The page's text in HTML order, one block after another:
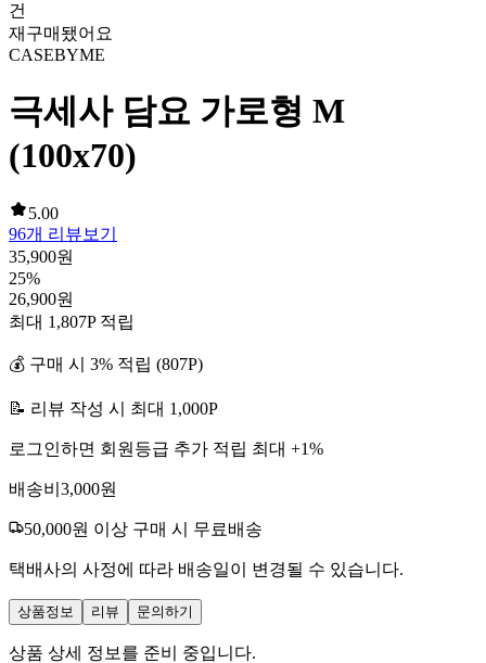
건
재구매됐어요
CASEBYME
극세사 담요 가로형 M
(100x70)
5.00
96개 리뷰보기
35,900원
25%
26,900원
최대 1,807P 적립
💰 구매 시 3% 적립 (807P)
📝 리뷰 작성 시 최대 1,000P
로그인하면 회원등급 추가 적립 최대 +1%
배송비 3,000원
50,000원 이상 구매 시 무료배송
택배사의 사정에 따라 배송일이 변경될 수 있습니다.
상품정보 리뷰 문의하기
상품 상세 정보를 준비 중입니다.